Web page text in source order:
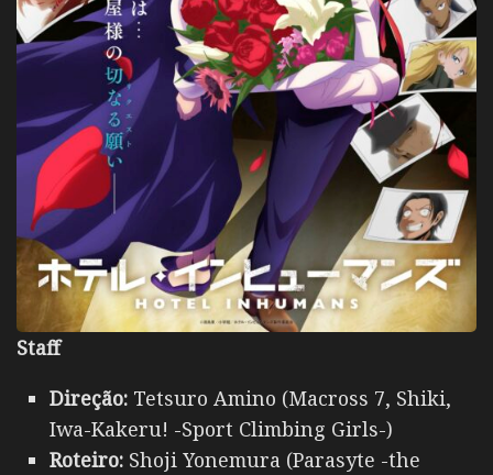
Staff
Direção: Tetsuro Amino (Macross 7, Shiki,
Iwa-Kakeru! -Sport Climbing Girls-)
Roteiro: Shoji Yonemura (Parasyte -the